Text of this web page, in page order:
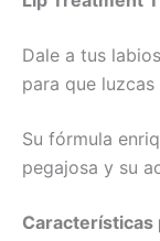
Dale a tus
para que
Su fórmula
pegajosa y su
Características